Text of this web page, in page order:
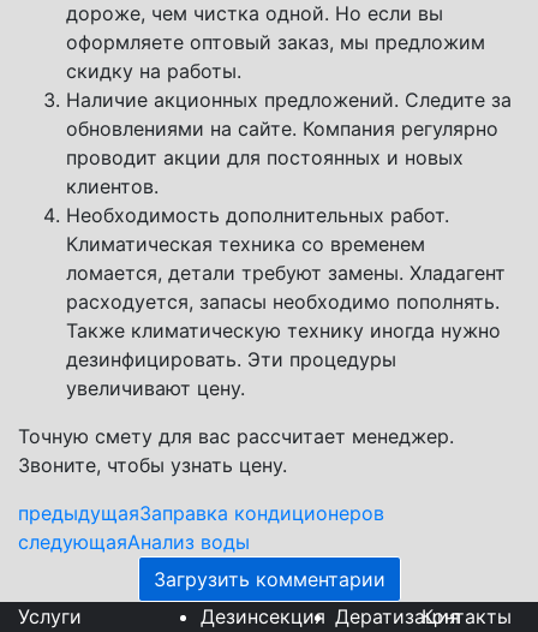
дороже, чем чистка одной. Но если вы
оформляете оптовый заказ, мы предложим
скидку на работы.
Наличие акционных предложений. Следите за
обновлениями на сайте. Компания регулярно
проводит акции для постоянных и новых
клиентов.
Необходимость дополнительных работ.
Климатическая техника со временем
ломается, детали требуют замены. Хладагент
расходуется, запасы необходимо пополнять.
Также климатическую технику иногда нужно
дезинфицировать. Эти процедуры
увеличивают цену.
Точную смету для вас рассчитает менеджер.
Звоните, чтобы узнать цену.
предыдущаяЗаправка кондиционеров
следующаяАнализ воды
Загрузить комментарии
Услуги
Дезинсекция ДератизацияКонтакты